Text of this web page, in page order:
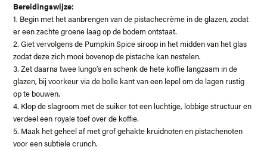
Bereidingswijze:
1. Begin met het aanbrengen van de pistachecrème in de glazen, zodat
er een zachte groene laag op de bodem ontstaat.
2. Giet vervolgens de Pumpkin Spice siroop in het midden van het glas
zodat deze zich mooi bovenop de pistache kan nestelen.
3. Zet daarna twee lungo’s en schenk de hete koffie langzaam in de
glazen, bij voorkeur via de bolle kant van een lepel om de lagen rustig
op te bouwen.
4. Klop de slagroom met de suiker tot een luchtige, lobbige structuur en
verdeel een royale toef over de koffie.
5. Maak het geheel af met grof gehakte kruidnoten en pistachenoten
voor een subtiele crunch.